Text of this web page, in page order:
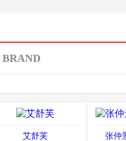
BRAND
安全电器 哺喂用
艾舒芙 张仲